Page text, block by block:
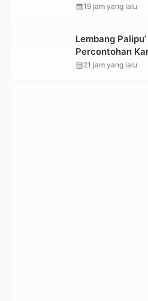
calendar_month19 jam yang lalu
Lembang
Percontohan
Kemensos
calendar_month21 jam yang lalu